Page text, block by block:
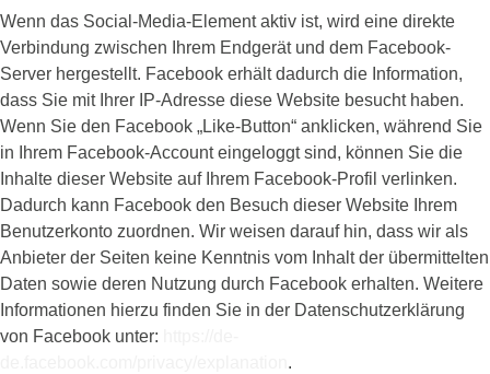
Wenn das Social-Media-Element aktiv ist, wird eine direkte
Verbindung zwischen Ihrem Endgerät und dem Facebook-
Server hergestellt. Facebook erhält dadurch die Information,
dass Sie mit Ihrer IP-Adresse diese Website besucht haben.
Wenn Sie den Facebook „Like-Button“ anklicken, während Sie
in Ihrem Facebook-Account eingeloggt sind, können Sie die
Inhalte dieser Website auf Ihrem Facebook-Profil verlinken.
Dadurch kann Facebook den Besuch dieser Website Ihrem
Benutzerkonto zuordnen. Wir weisen darauf hin, dass wir als
Anbieter der Seiten keine Kenntnis vom Inhalt der übermittelten
Daten sowie deren Nutzung durch Facebook erhalten. Weitere
Informationen hierzu finden Sie in der Datenschutzerklärung
von Facebook unter:
.